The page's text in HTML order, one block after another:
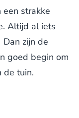
strakke
Altijd al iets
zijn de
goed begin om
de tuin.